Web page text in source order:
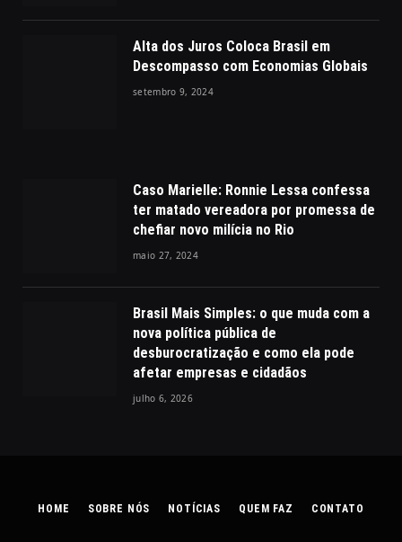
Alta dos Juros Coloca Brasil em
Descompasso com Economias Globais
setembro 9, 2024
Caso Marielle: Ronnie Lessa confessa
ter matado vereadora por promessa de
chefiar novo milícia no Rio
maio 27, 2024
Brasil Mais Simples: o que muda com a
nova política pública de
desburocratização e como ela pode
afetar empresas e cidadãos
julho 6, 2026
HOME SOBRE NÓS NOTÍCIAS QUEM FAZ CONTATO